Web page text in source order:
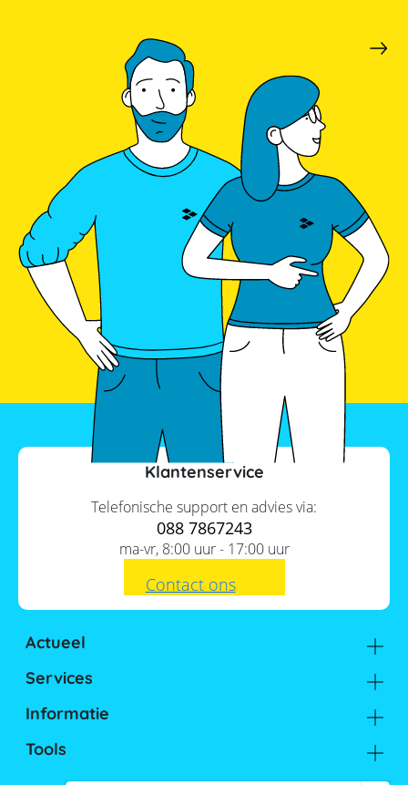
Klantenservice
Telefonische support en advies via:
088 7867243
ma-vr, 8:00 uur - 17:00 uur
Contact ons
Actueel
Support
FAQ
Services
Distributie
Informatie
Over ons
Tools